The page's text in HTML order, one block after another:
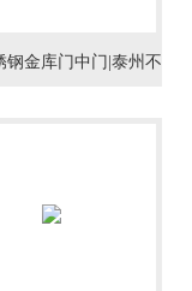
钢金库门中门|泰州不